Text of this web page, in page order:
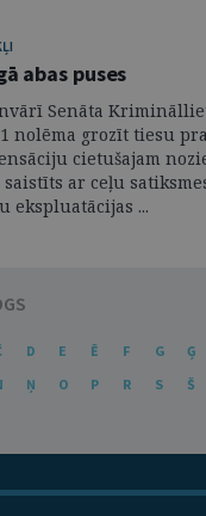
abas puses
Senāta
nolēma grozīt tiesu
cietušajam
ar ceļu
ekspluatācijas ...
D E Ē F G Ģ
Ņ O P R S Š